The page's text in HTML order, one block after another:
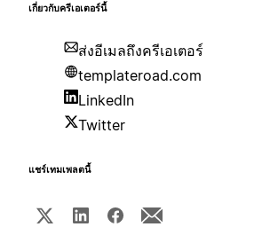
เกี่ยวกับครีเอเตอร์นี้
ส่งอีเมลถึงครีเอเตอร์
templateroad.com
LinkedIn
Twitter
แชร์เทมเพลตนี้